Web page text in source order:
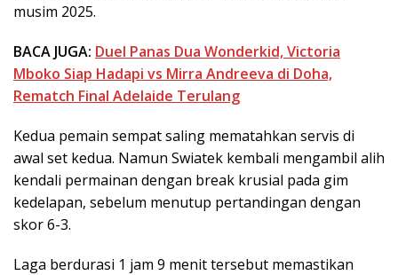
musim 2025.
BACA JUGA: Duel Panas Dua Wonderkid, Victoria
Mboko Siap Hadapi vs Mirra Andreeva di Doha,
Rematch Final Adelaide Terulang
Kedua pemain sempat saling mematahkan servis di
awal set kedua. Namun Swiatek kembali mengambil alih
kendali permainan dengan break krusial pada gim
kedelapan, sebelum menutup pertandingan dengan
skor 6-3.
Laga berdurasi 1 jam 9 menit tersebut memastikan